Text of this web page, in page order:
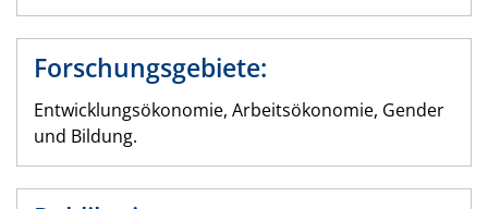
Forschungsgebiete:
Entwicklungsökonomie, Arbeitsökonomie, Gender
und Bildung.